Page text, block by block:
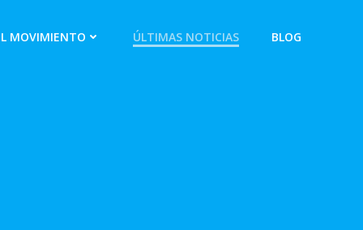
MOVIMIENTO ÚLTIMAS NOTICIAS BLOG